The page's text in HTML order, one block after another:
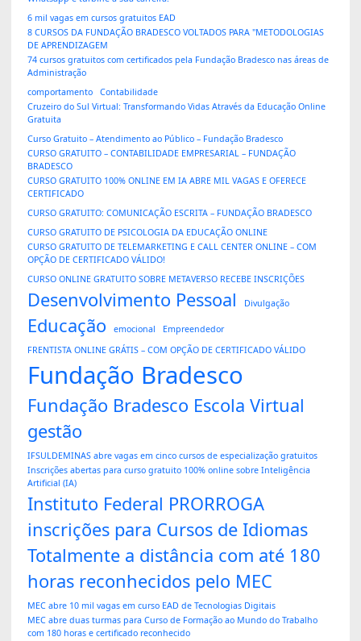
6 mil vagas em cursos gratuitos EAD
8 CURSOS DA FUNDAÇÃO BRADESCO VOLTADOS PARA "METODOLOGIAS
DE APRENDIZAGEM
74 cursos gratuitos com certificados pela Fundação Bradesco nas áreas de
Administração
comportamento
Contabilidade
Cruzeiro do Sul Virtual: Transformando Vidas Através da Educação Online
Gratuita
Curso Gratuito – Atendimento ao Público – Fundação Bradesco
CURSO GRATUITO – CONTABILIDADE EMPRESARIAL – FUNDAÇÃO
BRADESCO
CURSO GRATUITO 100% ONLINE EM IA ABRE MIL VAGAS E OFERECE
CERTIFICADO
CURSO GRATUITO: COMUNICAÇÃO ESCRITA – FUNDAÇÃO BRADESCO
CURSO GRATUITO DE PSICOLOGIA DA EDUCAÇÃO ONLINE
CURSO GRATUITO DE TELEMARKETING E CALL CENTER ONLINE – COM
OPÇÃO DE CERTIFICADO VÁLIDO!
CURSO ONLINE GRATUITO SOBRE METAVERSO RECEBE INSCRIÇÕES
Desenvolvimento Pessoal Divulgação
Educação emocional
Empreendedor
FRENTISTA ONLINE GRÁTIS – COM OPÇÃO DE CERTIFICADO VÁLIDO
Fundação Bradesco
Fundação Bradesco Escola Virtual
gestão
IFSULDEMINAS abre vagas em cinco cursos de especialização gratuitos
Inscrições abertas para curso gratuito 100% online sobre Inteligência
Artificial (IA)
Instituto Federal PRORROGA
inscrições para Cursos de Idiomas
Totalmente a distância com até 180
horas reconhecidos pelo MEC
MEC abre 10 mil vagas em curso EAD de Tecnologias Digitais
MEC abre duas turmas para Curso de Formação ao Mundo do Trabalho
com 180 horas e certificado reconhecido